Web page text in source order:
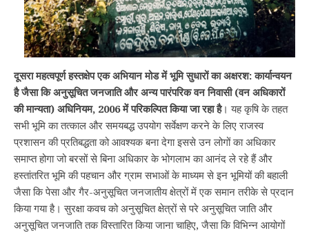
दूसरा महत्वपूर्ण हस्तक्षेप एक अभियान मोड में भूमि सुधारों का अक्षरश: कार्यान्वयन
है जैसा कि अनुसूचित जनजाति और अन्य पारंपरिक वन निवासी (वन अधिकारों
की मान्यता) अधिनियम, 2006 में परिकल्पित किया जा रहा है। यह कृषि के तहत
सभी भूमि का तत्काल और समयबद्ध उपयोग सर्वेक्षण करने के लिए राजस्व
प्रशासन की प्रतिबद्धता को आवश्यक बना देगा इससे उन लोगों का अधिकार
समाप्त होगा जो बरसों से बिना अधिकार के भोगलाभ का आनंद ले रहे हैं और
हस्तांतरित भूमि की पहचान और ग्राम सभाओं के माध्यम से इन भूमियों की बहाली
जैसा कि पेसा और गैर-अनुसूचित जनजातीय क्षेत्रों में एक समान तरीके से प्रदान
किया गया है। सुरक्षा कवच को अनुसूचित क्षेत्रों से परे अनुसूचित जाति और
अनुसूचित जनजाति तक विस्तारित किया जाना चाहिए, जैसा कि विभिन्न आयोगों